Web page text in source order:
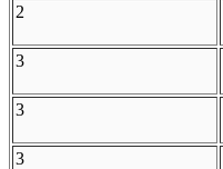
2
3
3
3